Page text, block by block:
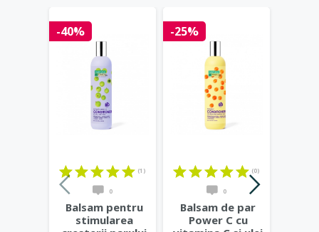
-40%
(1)
0
Balsam pentru
stimularea
-25%
(0)
0
Balsam de par
Power C cu